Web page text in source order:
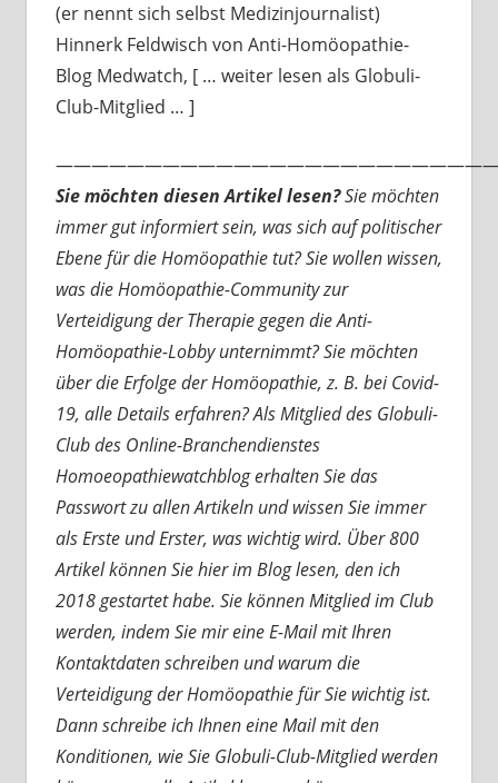
(er nennt sich selbst Medizinjournalist)
Hinnerk Feldwisch von Anti-Homöopathie-
Blog Medwatch, [ … weiter lesen als Globuli-
Club-Mitglied … ]
Sie möchten diesen Artikel lesen?Sie möchten
immer gut informiert sein, was sich auf politischer
Ebene für die Homöopathie tut? Sie wollen wissen,
was die Homöopathie-Community zur
Verteidigung der Therapie gegen die Anti-
Homöopathie-Lobby unternimmt? Sie möchten
über die Erfolge der Homöopathie, z. B. bei Covid-
19, alle Details erfahren? Als Mitglied des Globuli-
Club des Online-Branchendienstes
Homoeopathiewatchblog erhalten Sie das
Passwort zu allen Artikeln und wissen Sie immer
als Erste und Erster, was wichtig wird. Über 800
Artikel können Sie hier im Blog lesen, den ich
2018 gestartet habe. Sie können Mitglied im Club
werden, indem Sie mir eine E-Mail mit Ihren
Kontaktdaten schreiben und warum die
Verteidigung der Homöopathie für Sie wichtig ist.
Dann schreibe ich Ihnen eine Mail mit den
Konditionen, wie Sie Globuli-Club-Mitglied werden